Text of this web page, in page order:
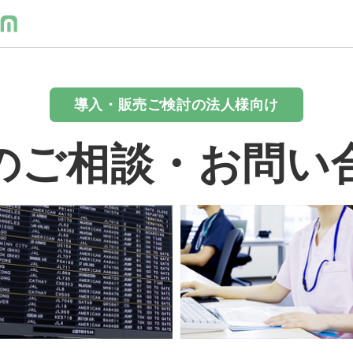
導入・販売ご検討の法人様向け
ご相談・お問い